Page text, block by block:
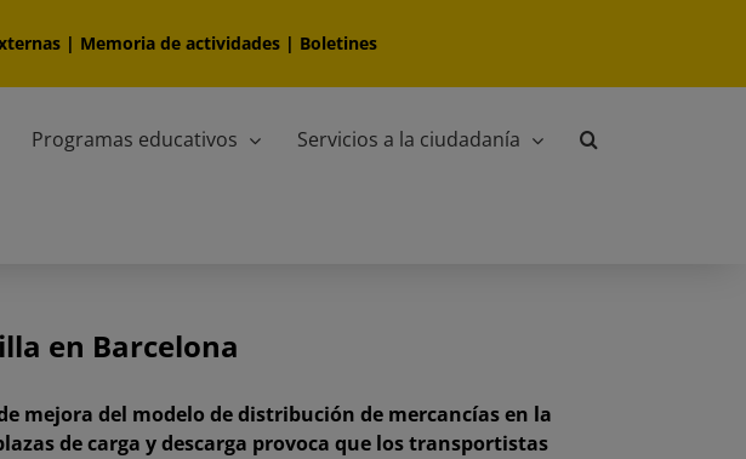
| Memoria de actividades| Boletines
Programas educativos Servicios a la ciudadanía
en Barcelona
mejora del modelo de distribución de mercancías en la
de carga y descarga provoca que los transportistas